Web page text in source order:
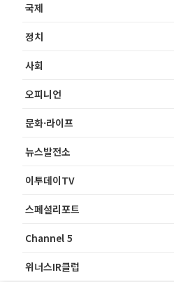
국제
정치
사회
오피니언
문화·라이프
뉴스발전소
이투데이TV
스페셜리포트
Channel 5
위너스IR클럽